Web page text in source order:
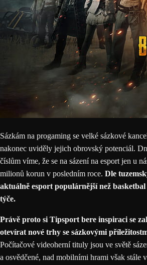
Sázkám na progaming se velké sázkové
nakonec uviděly jejich obrovský potenciál.
číslům víme, že se na sázení na esport jen u
milionů korun v posledním roce. Dle
aktuálně esport populárnější než basketbal
týče.
Právě proto si Tipsport bere inspiraci se
otevírat nové trhy se sázkovými
Počítačové videoherní tituly jsou ve světě
a osvědčené, nad mobilními hrami však stále